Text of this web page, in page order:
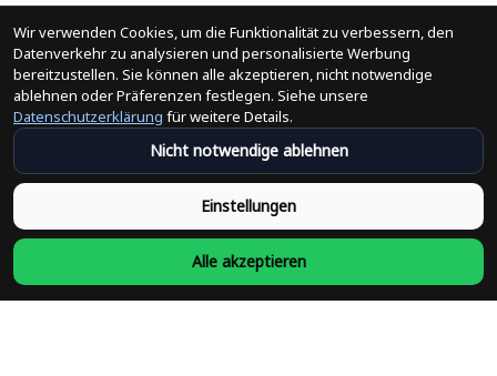
Politiken
Änderungen der Bestellung
Versandpolitik
Rückerstattungsrichtlinie
Rückgabepolitik
Wir verwenden Cookies, um die Funktionalität zu verbessern, den
Datenverkehr zu analysieren und personalisierte Werbung
bereitzustellen. Sie können alle akzeptieren, nicht notwendige
ablehnen oder Präferenzen festlegen. Siehe unsere
Datenschutzerklärung für weitere Details.
Nicht notwendige ablehnen
Einstellungen
Alle akzeptieren